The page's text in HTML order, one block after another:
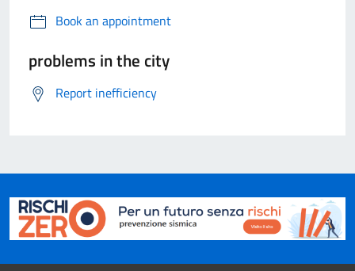
Book an appointment
problems in the city
Report inefficiency